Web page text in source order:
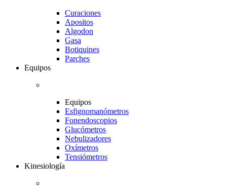
Curaciones
Apositos
Algodon
Gasa
Botiquines
Parches
Equipos
Equipos
Esfignomanómetros
Fonendoscopios
Glucómetros
Nebulizadores
Oxímetros
Tensiómetros
Kinesiología